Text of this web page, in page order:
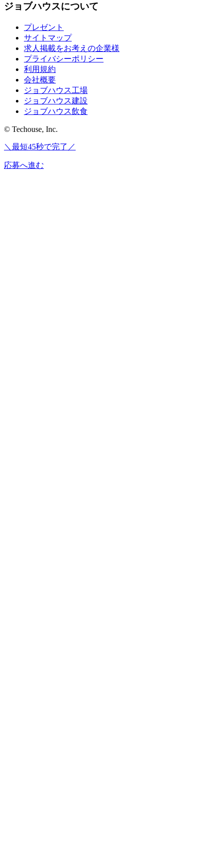
ジョブハウスについて
プレゼント
サイトマップ
求人掲載をお考えの企業様
プライバシーポリシー
利用規約
会社概要
ジョブハウス工場
ジョブハウス建設
ジョブハウス飲食
© Techouse, Inc.
＼最短45秒で完了／
応募へ進む